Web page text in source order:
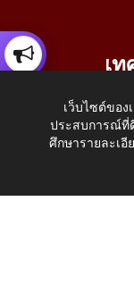
เ
อ.
โทรศัพท์:
E-Mail:
เว็บไซต์ขอ
ประสบการณ์ที่
ศึกษารายละเอี